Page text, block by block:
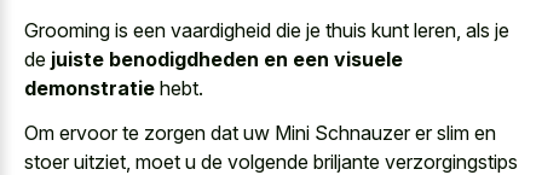
Grooming is een vaardigheid die je thuis kunt leren, als je
de juiste benodigdheden en een visuele
demonstratie hebt.
Om ervoor te zorgen dat uw Mini Schnauzer er slim en
stoer uitziet, moet u de volgende briljante verzorgingstips